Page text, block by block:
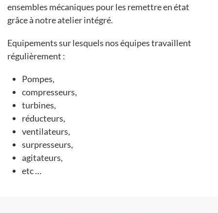
ensembles mécaniques pour les remettre en état
grâce à notre atelier intégré.
Equipements sur lesquels nos équipes travaillent
régulièrement :
Pompes,
compresseurs,
turbines,
réducteurs,
ventilateurs,
surpresseurs,
agitateurs,
etc …